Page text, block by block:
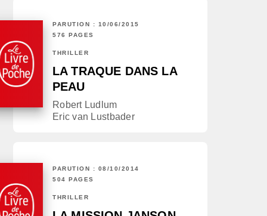
PARUTION : 10/06/2015
576 PAGES
THRILLER
LA TRAQUE DANS LA
PEAU
Robert Ludlum
Eric van Lustbader
PARUTION : 08/10/2014
504 PAGES
THRILLER